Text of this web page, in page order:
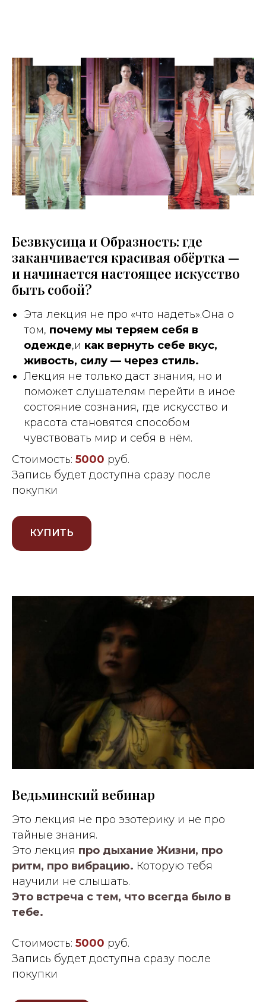
Безвкусица и Образность: где
заканчивается красивая обёртка —
и начинается настоящее искусство
быть собой?
Эта лекция не про «что надеть».Она о
том, почему мы теряем себя в
одежде,и как вернуть себе вкус,
живость, силу — через стиль.
Лекция не только даст знания, но и
поможет слушателям перейти в иное
состояние сознания, где искусство и
красота становятся способом
чувствовать мир и себя в нём.
Стоимость: 5000 руб.
Запись будет доступна сразу после
покупки
КУПИТЬ
Ведьминский вебинар
Это лекция не про эзотерику и не про
тайные знания.
Это лекция про дыхание Жизни, про
ритм, про вибрацию. Которую тебя
научили не слышать.
Это встреча с тем, что всегда было в
тебе.
Стоимость: 5000 руб.
Запись будет доступна сразу после
покупки